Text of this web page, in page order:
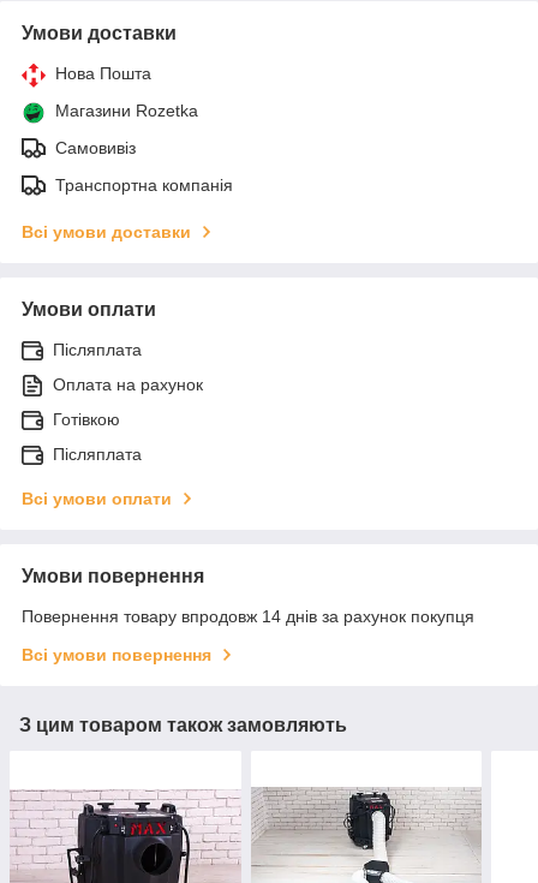
Умови доставки
Нова Пошта
Магазини Rozetka
Самовивіз
Транспортна компанія
Всі умови доставки
Умови оплати
Післяплата
Оплата на рахунок
Готівкою
Післяплата
Всі умови оплати
Умови повернення
Повернення товару впродовж 14 днів за рахунок покупця
Всі умови повернення
З цим товаром також замовляють